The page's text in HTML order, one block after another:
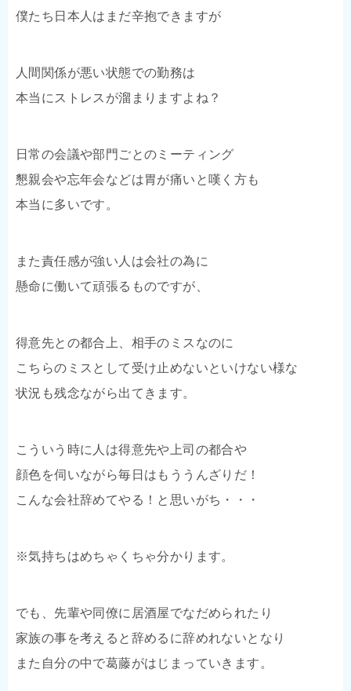
僕たち日本人はまだ辛抱できますが
人間関係が悪い状態での勤務は
本当にストレスが溜まりますよね？
日常の会議や部門ごとのミーティング
懇親会や忘年会などは胃が痛いと嘆く方も
本当に多いです。
また責任感が強い人は会社の為に
懸命に働いて頑張るものですが、
得意先との都合上、相手のミスなのに
こちらのミスとして受け止めないといけない様な
状況も残念ながら出てきます。
こういう時に人は得意先や上司の都合や
顔色を伺いながら毎日はもううんざりだ！
こんな会社辞めてやる！と思いがち・・・
※気持ちはめちゃくちゃ分かります。
でも、先輩や同僚に居酒屋でなだめられたり
家族の事を考えると辞めるに辞めれないとなり
また自分の中で葛藤がはじまっていきます。